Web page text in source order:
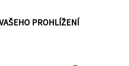
PROHLÍŽENÍ